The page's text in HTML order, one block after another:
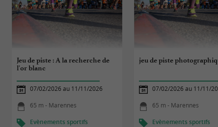
Jeu de piste : A la recherche de
l'or blanc
07/02/2026 au 11/11/2026
65 m - Marennes
Evènements sportifs
jeu de piste
07/02/2026 au 11/11/
65 m - Marennes
Evènements sportifs